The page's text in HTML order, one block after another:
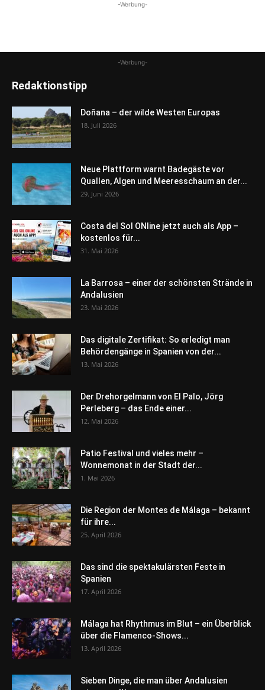
-Werbung-
-Werbung-
Redaktionstipp
Doñana – der wilde Westen Europas
18. Juli 2026
Neue Plattform warnt Badegäste vor
Quallen, Algen und Meeresschaum an der...
29. Juni 2026
Costa del Sol ONline jetzt auch als App –
kostenlos für...
31. Mai 2026
La Barrosa – einer der schönsten Strände in
Andalusien
23. Mai 2026
Das digitale Zertifikat: So erledigt man
Behördengänge in Spanien von der...
13. Mai 2026
Der Drehorgelmann von El Palo, Jörg
Perleberg – das Ende einer...
12. Mai 2026
Patio Festival und vieles mehr –
Wonnemonat in der Stadt der...
1. Mai 2026
Die Region der Montes de Málaga – bekannt
für ihre...
25. April 2026
Das sind die spektakulärsten Feste in
Spanien
17. April 2026
Málaga hat Rhythmus im Blut – ein Überblick
über die Flamenco-Shows...
13. April 2026
Sieben Dinge, die man über Andalusien